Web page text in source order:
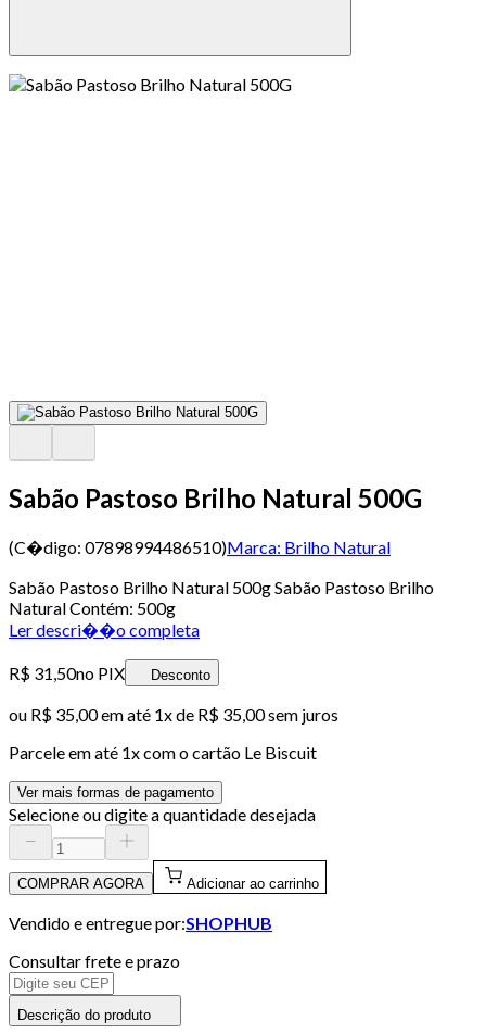
Sabão Pastoso Brilho Natural 500G
(C�digo: 07898994486510)Marca: Brilho Natural
Sabão Pastoso Brilho Natural 500g Sabão Pastoso Brilho
Natural Contém: 500g
Ler descri��o completa
R$ 31,50no PIX Desconto
ou R$ 35,00em até 1x de R$ 35,00sem juros
Parcele em até 1x com o cartão Le Biscuit
Ver mais formas de pagamento
Selecione ou digite a quantidade desejada
COMPRAR AGORA Adicionar ao carrinho
Vendido e entregue por:SHOPHUB
Consultar frete e prazo
Descrição do produto